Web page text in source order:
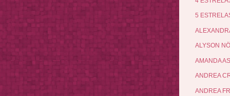
5
ALYSON
AMANDA
ANDREA
ANDREA